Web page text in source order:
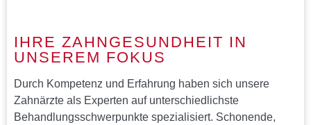
IHRE ZAHNGESUNDHEIT IN
UNSEREM FOKUS
Durch Kompetenz und Erfahrung haben sich unsere
Zahnärzte als Experten auf unterschiedlichste
Behandlungsschwerpunkte spezialisiert. Schonende,